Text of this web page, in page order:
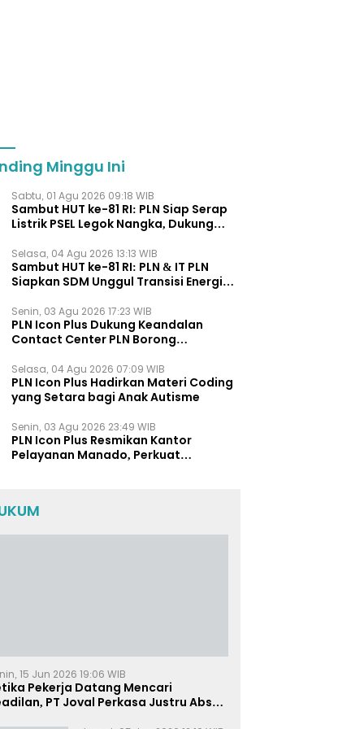
Minggu Ini
Sabtu, 01 Agu 2026 09:18 WIB
Sambut HUT ke-81 RI: PLN Siap Serap
Listrik PSEL Legok Nangka, Dukung
Selasa, 04 Agu 2026 13:13 WIB
Sambut HUT ke-81 RI: PLN & IT PLN
Siapkan SDM Unggul Transisi Energi
bagi Siswa SMA
Senin, 03 Agu 2026 17:23 WIB
PLN Icon Plus Dukung Keandalan
Contact Center PLN Borong
Selasa, 04 Agu 2026 07:09 WIB
PLN Icon Plus Hadirkan Materi Coding
yang Setara bagi Anak Autisme
Senin, 03 Agu 2026 23:49 WIB
PLN Icon Plus Resmikan Kantor
Pelayanan Manado, Perkuat
15 Jun 2026 19:06 WIB
Pekerja Datang Mencari
PT Joval Perkasa Justru Absen